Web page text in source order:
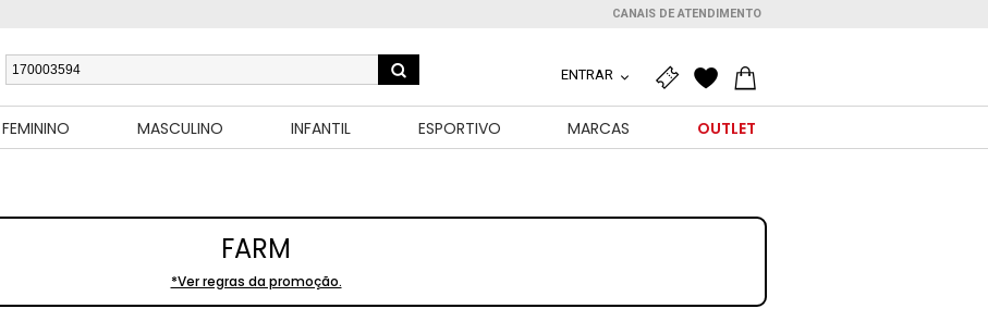
CANAIS DE ATENDIMENTO
ENTRAR
FEMININO MASCULINO INFANTIL ESPORTIVO MARCAS OUTLET
FARM
*Ver regras da promoção.